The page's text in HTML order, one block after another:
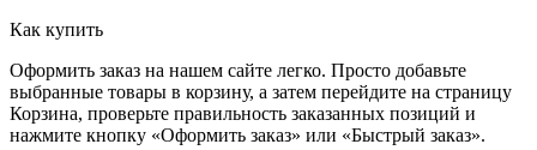
Как купить
Оформить заказ на нашем сайте легко. Просто добавьте
выбранные товары в корзину, а затем перейдите на страницу
Корзина, проверьте правильность заказанных позиций и
нажмите кнопку «Оформить заказ» или «Быстрый заказ».